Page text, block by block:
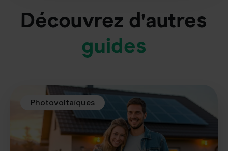
Découvrez d'autres
guides
Photovoltaïques